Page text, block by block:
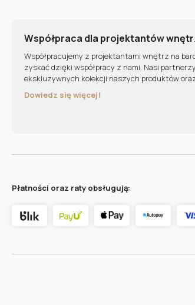
Współpraca dla projektantów
Współpracujemy z projektantami wnętrz na
zyskać dzięki współpracy z nami. Nasi
ekskluzywnych kolekcji naszych produktów
Dowiedz się więcej!
Płatności oraz raty obsługują: